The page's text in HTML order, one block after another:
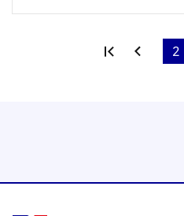
Première2